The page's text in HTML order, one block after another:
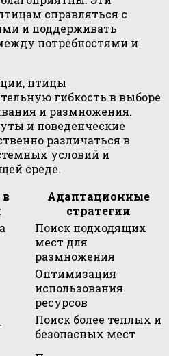
справляться с
и поддерживать
потребностями и
птицы
гибкость в выборе
и размножения.
и поведенческие
различаться в
условий и
среде.
Адаптационные
стратегии
Поиск подходящих
мест для
размножения
Оптимизация
использования
ресурсов
Поиск более теплых и
безопасных мест